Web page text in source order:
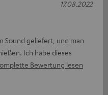
Sound geliefert, und man
Ich habe dieses
Bewertung lesen
17.08.2022